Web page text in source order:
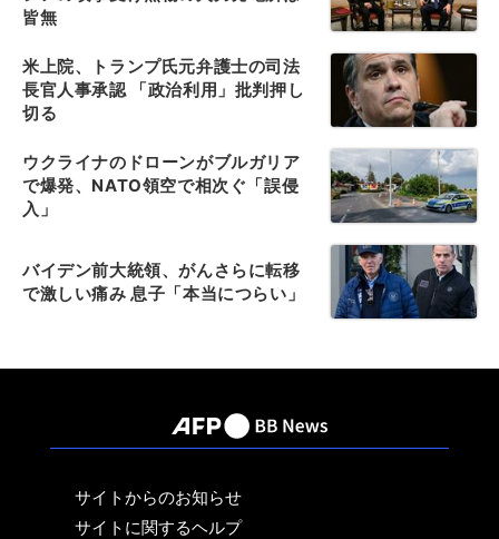
皆無
米上院、トランプ氏元弁護士の司法
長官人事承認 「政治利用」批判押し
切る
ウクライナのドローンがブルガリア
で爆発、NATO領空で相次ぐ「誤侵
入」
バイデン前大統領、がんさらに転移
で激しい痛み 息子「本当につらい」
サイトからのお知らせ
サイトに関するヘルプ